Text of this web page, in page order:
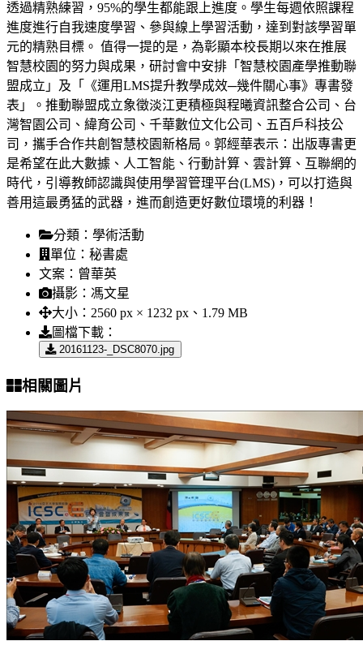
透過精熟練習，95%的學生都能跟上進度。學生每週依照課程
進度進行自我速度學習、參與線上學習活動，達到對該學習單
元的精熟目標。 值得一提的是，為彰顯本校長期以來在推展
智慧校園的努力與成果，研討會中安排「智慧校園產學推動聯
盟成立」及「《運用LMS提升教學成效─幾件關心事》專書發
表」。推動聯盟成立象徵淡江更積極與程曦資訊整合公司、台
灣智園公司、緯育公司、千華數位文化公司、五百戶科技公
司，攜手合作共創智慧校園新格局。郭經華表示：出版專書更
是希望在此大數據、人工智能、行動計算、雲計算、互聯網的
時代，引導教師認識與使用學習管理平台(LMS)，可以打造與
善用這最勇猛的武器，進而創造更好數位環境的利器！
分類： 學術活動
單位： 秘書處
文案： 曾華英
攝影： 馮文星
大小： 2560 px × 1232 px、1.79 MB
圖檔下載：
20161123-_DSC8070.jpg
相關圖片